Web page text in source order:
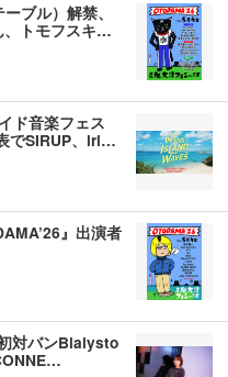
ブル）解禁、
トモフスキ…
ド音楽フェス
でSIRUP、iri…
』出演者
対バンBialysto